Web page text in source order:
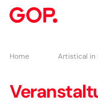
Artistical in
Home